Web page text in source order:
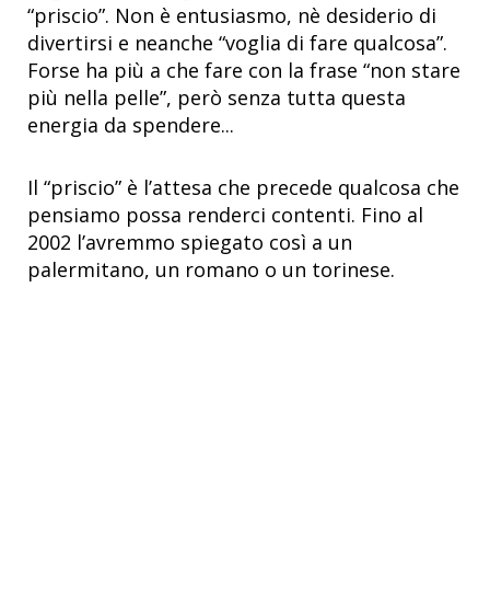
“priscio”. Non è entusiasmo, nè desiderio di
divertirsi e neanche “voglia di fare qualcosa”.
Forse ha più a che fare con la frase “non stare
più nella pelle”, però senza tutta questa
energia da spendere...
Il “priscio” è l’attesa che precede qualcosa che
pensiamo possa renderci contenti. Fino al
2002 l’avremmo spiegato così a un
palermitano, un romano o un torinese.